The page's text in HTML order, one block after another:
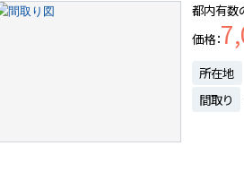
都内有数
価格
所在地
間取り